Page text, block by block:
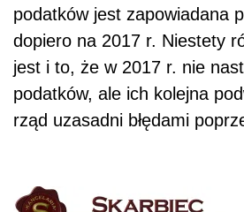
podatków jest zapowiadana
dopiero na 2017 r. Niestety
jest i to, że w 2017 r. nie
podatków, ale ich kolejna
rząd uzasadni błędami